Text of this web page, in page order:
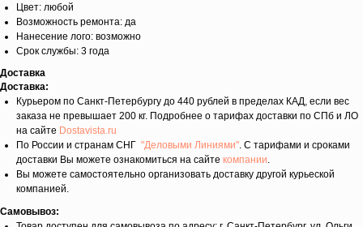
Цвет: любой
Возможность ремонта: да
Нанесение лого: возможно
Срок службы: 3 года
Доставка
Доставка:
Курьером по Санкт-Петербургу до 440 рублей в пределах КАД, если вес
заказа не превышает 200 кг. Подробнее о тарифах доставки по СПб и ЛО
на сайте Dostavista.ru
По России и странам СНГ "Деловыми Линиями". С тарифами и сроками
доставки Вы можете ознакомиться на сайте компании.
Вы можете самостоятельно организовать доставку другой курьеской
компанией.
Самовывоз: